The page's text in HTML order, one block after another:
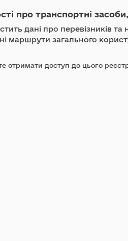
про транспортні
дані про перевізників
маршрути загального
отримати доступ до цього